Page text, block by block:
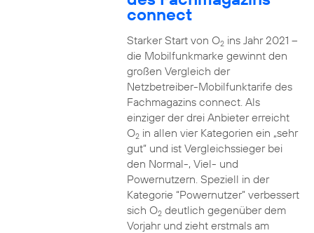
connect
Starker Start von O2ins Jahr 2021 –
die Mobilfunkmarke gewinnt den
großen Vergleich der
Netzbetreiber-Mobilfunktarife des
Fachmagazins connect. Als
einziger der drei Anbieter erreicht
O2in allen vier Kategorien ein „sehr
gut“ und ist Vergleichssieger bei
den Normal-, Viel- und
Powernutzern. Speziell in der
Kategorie “Powernutzer” verbessert
sich O2deutlich gegenüber dem
Vorjahr und zieht erstmals am